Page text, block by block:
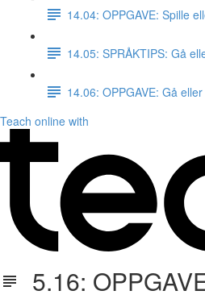
14.04: OPPGAVE: Spille
14.05: SPRÅKTIPS: Gå
14.06: OPPGAVE: Gå
Teach online with
5.16: